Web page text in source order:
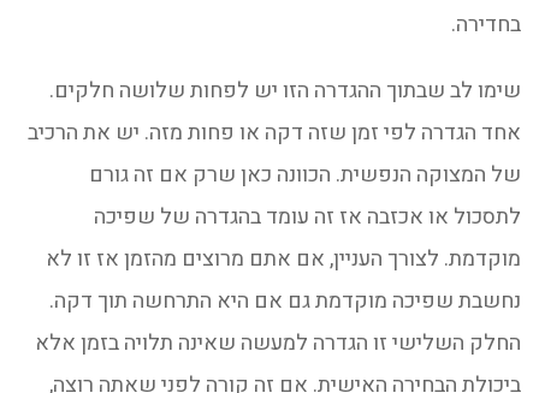
בחדירה.
שימו לב שבתוך ההגדרה הזו יש לפחות שלושה חלקים.
אחד הגדרה לפי זמן שזה דקה או פחות מזה. יש את הרכיב
של המצוקה הנפשית. הכוונה כאן שרק אם זה גורם
לתסכול או אכזבה אז זה עומד בהגדרה של שפיכה
מוקדמת. לצורך העניין, אם אתם מרוצים מהזמן אז זו לא
נחשבת שפיכה מוקדמת גם אם היא התרחשה תוך דקה.
החלק השלישי זו הגדרה למעשה שאינה תלויה בזמן אלא
ביכולת הבחירה האישית. אם זה קורה לפני שאתה רוצה,